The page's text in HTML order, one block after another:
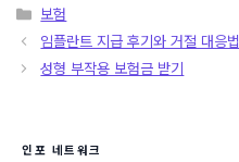
카
테
리
보험
임플란트 지급 후기와 거절 대응법
성형 부작용 보험금 받기
인포 네트워크